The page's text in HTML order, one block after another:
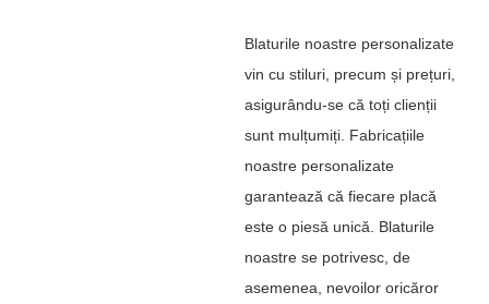
Blaturile noastre personalizate
vin cu stiluri, precum și prețuri,
asigurându-se că toți clienții
sunt mulțumiți. Fabricațiile
noastre personalizate
garantează că fiecare placă
este o piesă unică. Blaturile
noastre se potrivesc, de
asemenea, nevoilor oricăror